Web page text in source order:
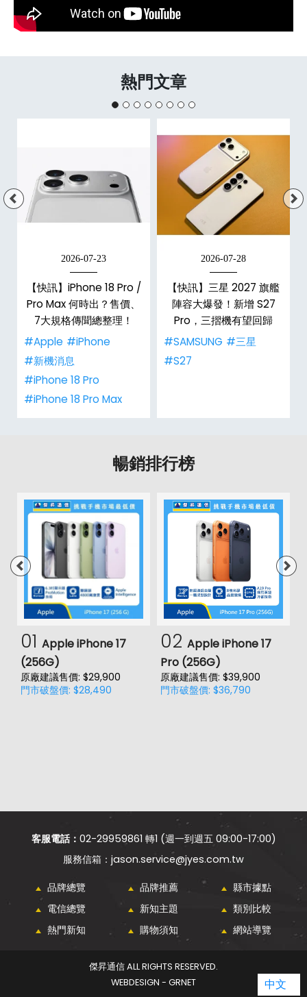
熱門文章
2026-07-23
【快訊】iPhone 18 Pro /
Pro Max 何時出？售價、
7大規格傳聞總整理！
#Apple #iPhone
#新機消息
#iPhone 18 Pro
#iPhone 18 Pro Max
2026-07-28
【快訊】三星 2027 旗艦
陣容大爆發！新增 S27
Pro，三摺機有望回歸
#SAMSUNG #三星
#S27
暢銷排行榜
01 Apple iPhone 17
(256G)
原廠建議售價: $29,900
門市破盤價: $28,490
02 Apple iPhone 17
Pro (256G)
原廠建議售價: $39,900
門市破盤價: $36,790
客服電話： 02-29959861 轉1 (週一到週五 09:00-17:00)
jason.service@jyes.com.tw
品牌總覽 品牌推薦
縣市據點
電信總覽
新知主題
類別比較
熱門新知
購物須知 網站導覽
傑昇通信 ALL RIGHTS RESERVED.
WEBDESIGN - GRNET
中文